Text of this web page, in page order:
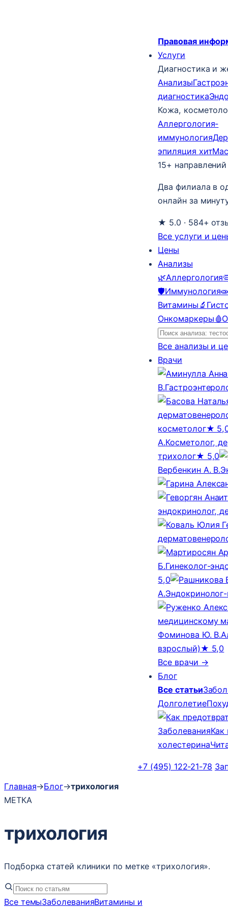
Правовая
Услуги
Диагностика и
Анализы
диагностика
Кожа,
Аллергология-
иммунология
эпиляция хит
15+
Два филиала в
онлайн за
★ 5.0 · 584+
Все услуги и
Цены
Анализы
🌿Аллергология
🛡️Иммунология
Витамины 🔬
Онкомаркеры 🩸
Все анализы и
Врачи
В.
косметолог★
А.Косметолог,
трихолог★ 5,0
Вербенкин А. В.
эндокринолог,
Б.Гинеколог-
5,0
А.
медицинскому
Фоминова Ю. В.
взрослый) ★ 5,0
Все врачи →
Блог
Все статьи
Долголетие
ЗаболеванияКак
холестерина
+7 (495) 122-21-78
Главная→Блог→трихология
МЕТКА
трихология
Подборка статей клиники по метке «трихология».
Все темыЗаболеванияВитамины и